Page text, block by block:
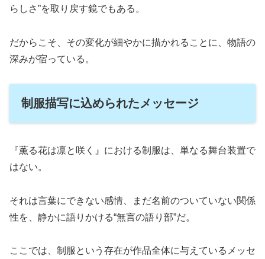
らしさ”を取り戻す鏡でもある。
だからこそ、その変化が細やかに描かれることに、物語の
深みが宿っている。
制服描写に込められたメッセージ
『薫る花は凛と咲く』における制服は、単なる舞台装置で
はない。
それは言葉にできない感情、まだ名前のついていない関係
性を、静かに語りかける“無言の語り部”だ。
ここでは、制服という存在が作品全体に与えているメッセ